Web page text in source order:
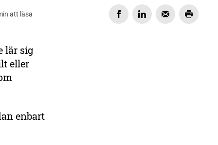
att läsa
lär sig
eller
enbart